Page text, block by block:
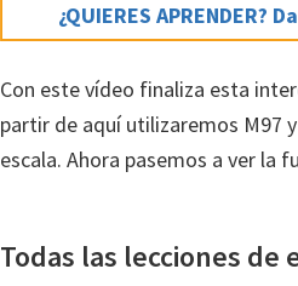
¿QUIERES APRENDER?
Con este vídeo finaliza esta
partir de aquí utilizaremos M97
escala. Ahora pasemos a ver la
Todas las lecciones de